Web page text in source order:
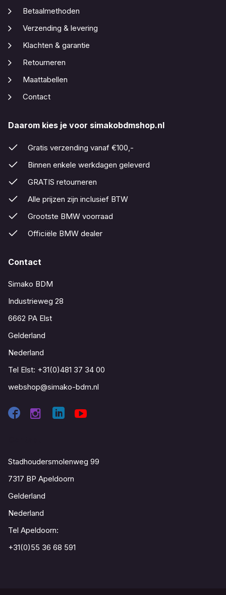
Betaalmethoden
Verzending & levering
Klachten & garantie
Retourneren
Maattabellen
Contact
Daarom kies je voor simakobdmshop.nl
Gratis verzending vanaf €100,-
Binnen enkele werkdagen geleverd
GRATIS retourneren
Alle prijzen zijn inclusief BTW
Grootste BMW voorraad
Officiële BMW dealer
Contact
Simako BDM
Industrieweg 28
6662 PA Elst
Gelderland
Nederland
Tel Elst: +31(0)481 37 34 00
webshop@simako-bdm.nl
Stadhoudersmolenweg 99
7317 BP Apeldoorn
Gelderland
Nederland
Tel Apeldoorn:
+31(0)55 36 68 591